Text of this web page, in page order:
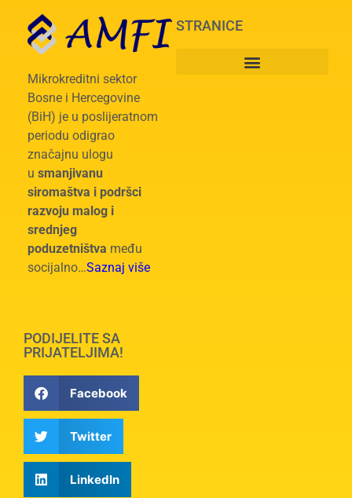
Mikrokreditni sektor
Bosne i Hercegovine
(BiH) je u poslijeratnom
periodu odigrao
značajnu ulogu
u smanjivanu
siromaštva i podršci
razvoju malog i
srednjeg
poduzetništva među
socijalno…Saznaj više
STRANICE
PODIJELITE SA
PRIJATELJIMA!
Facebook
Twitter
LinkedIn